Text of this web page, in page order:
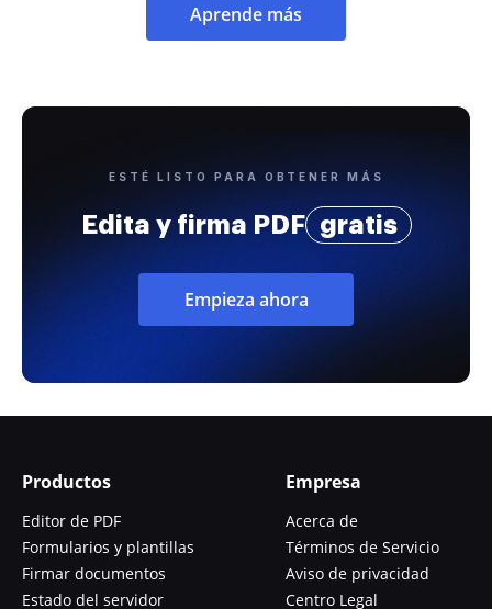
Aprende más
ESTÉ LISTO PARA OBTENER MÁS
Edita y firma PDF gratis
Empieza ahora
Productos
Editor de PDF
Formularios y plantillas
Firmar documentos
Estado del servidor
Empresa
Acerca de
Términos de Servicio
Aviso de privacidad
Centro Legal